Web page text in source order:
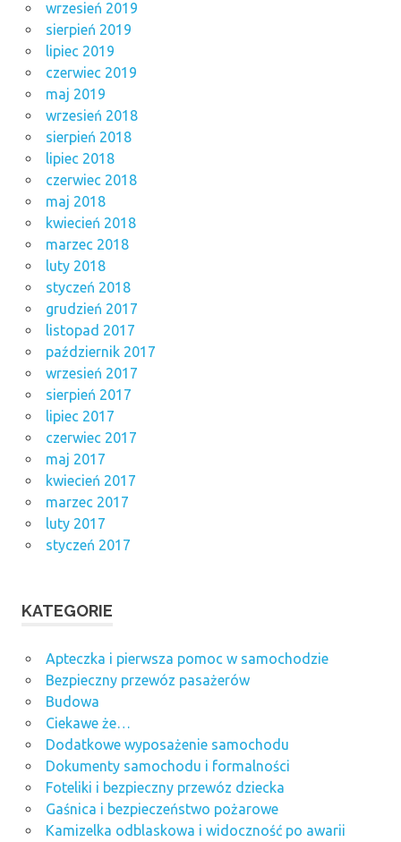
wrzesień 2019
sierpień 2019
lipiec 2019
czerwiec 2019
maj 2019
wrzesień 2018
sierpień 2018
lipiec 2018
czerwiec 2018
maj 2018
kwiecień 2018
marzec 2018
luty 2018
styczeń 2018
grudzień 2017
listopad 2017
październik 2017
wrzesień 2017
sierpień 2017
lipiec 2017
czerwiec 2017
maj 2017
kwiecień 2017
marzec 2017
luty 2017
styczeń 2017
KATEGORIE
Apteczka i pierwsza pomoc w samochodzie
Bezpieczny przewóz pasażerów
Budowa
Ciekawe że…
Dodatkowe wyposażenie samochodu
Dokumenty samochodu i formalności
Foteliki i bezpieczny przewóz dziecka
Gaśnica i bezpieczeństwo pożarowe
Kamizelka odblaskowa i widoczność po awarii